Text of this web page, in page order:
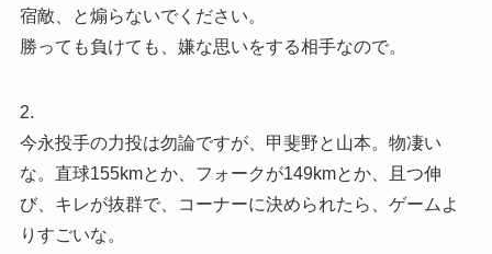
宿敵、と煽らないでください。
勝っても負けても、嫌な思いをする相手なので。
2.
今永投手の力投は勿論ですが、甲斐野と山本。物凄い
な。直球155kmとか、フォークが149kmとか、且つ伸
び、キレが抜群で、コーナーに決められたら、ゲームよ
りすごいな。